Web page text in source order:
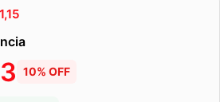
10% OFF